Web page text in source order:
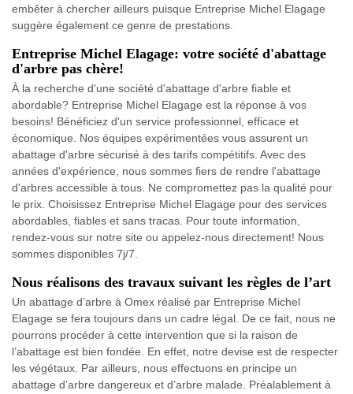
embêter à chercher ailleurs puisque Entreprise Michel Elagage
suggère également ce genre de prestations.
Entreprise Michel Elagage: votre société d'abattage
d'arbre pas chère!
À la recherche d'une société d'abattage d'arbre fiable et
abordable? Entreprise Michel Elagage est la réponse à vos
besoins! Bénéficiez d'un service professionnel, efficace et
économique. Nos équipes expérimentées vous assurent un
abattage d'arbre sécurisé à des tarifs compétitifs. Avec des
années d'expérience, nous sommes fiers de rendre l'abattage
d'arbres accessible à tous. Ne compromettez pas la qualité pour
le prix. Choisissez Entreprise Michel Elagage pour des services
abordables, fiables et sans tracas. Pour toute information,
rendez-vous sur notre site ou appelez-nous directement! Nous
sommes disponibles 7j/7.
Nous réalisons des travaux suivant les règles de l’art
Un abattage d’arbre à Omex réalisé par Entreprise Michel
Elagage se fera toujours dans un cadre légal. De ce fait, nous ne
pourrons procéder à cette intervention que si la raison de
l’abattage est bien fondée. En effet, notre devise est de respecter
les végétaux. Par ailleurs, nous effectuons en principe un
abattage d’arbre dangereux et d’arbre malade. Préalablement à